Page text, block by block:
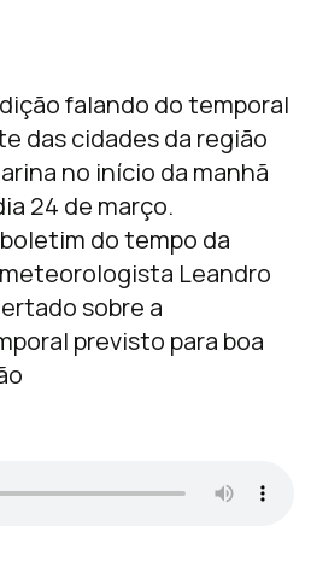
falando do temporal
das cidades da região
no início da manhã
24 de março.
do tempo da
Leandro
sobre a
previsto para boa